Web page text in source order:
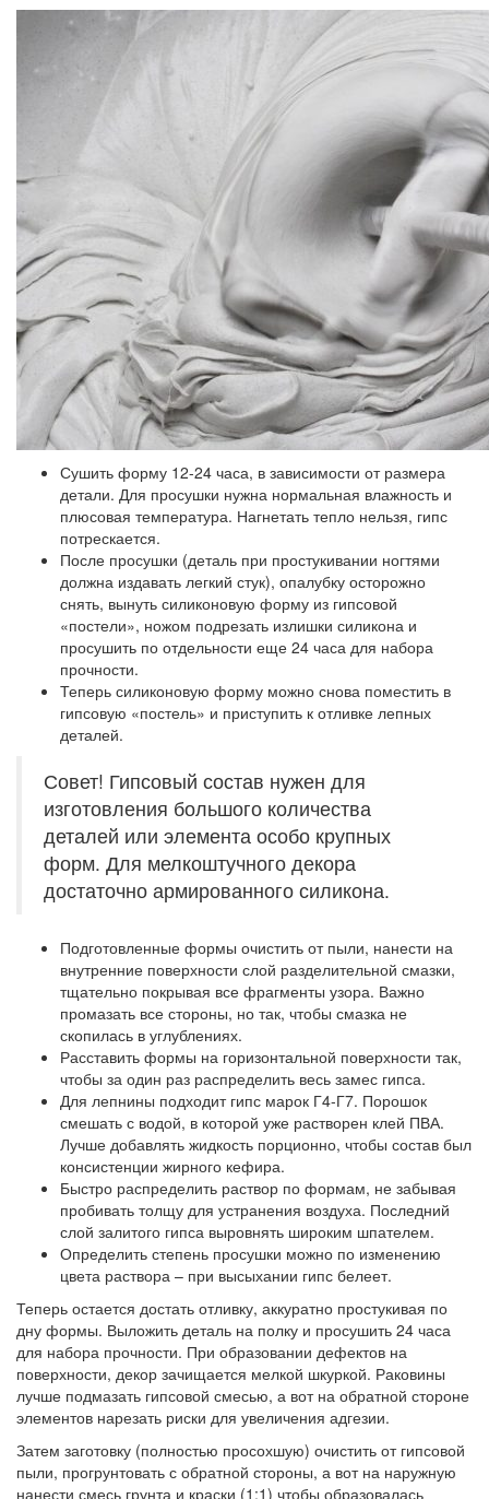
Сушить форму 12-24 часа, в зависимости от размера
детали. Для просушки нужна нормальная влажность и
плюсовая температура. Нагнетать тепло нельзя, гипс
потрескается.
После просушки (деталь при простукивании ногтями
должна издавать легкий стук), опалубку осторожно
снять, вынуть силиконовую форму из гипсовой
«постели», ножом подрезать излишки силикона и
просушить по отдельности еще 24 часа для набора
прочности.
Теперь силиконовую форму можно снова поместить в
гипсовую «постель» и приступить к отливке лепных
деталей.
Совет! Гипсовый состав нужен для
изготовления большого количества
деталей или элемента особо крупных
форм. Для мелкоштучного декора
достаточно армированного силикона.
Подготовленные формы очистить от пыли, нанести на
внутренние поверхности слой разделительной смазки,
тщательно покрывая все фрагменты узора. Важно
промазать все стороны, но так, чтобы смазка не
скопилась в углублениях.
Расставить формы на горизонтальной поверхности так,
чтобы за один раз распределить весь замес гипса.
Для лепнины подходит гипс марок Г4-Г7. Порошок
смешать с водой, в которой уже растворен клей ПВА.
Лучше добавлять жидкость порционно, чтобы состав был
консистенции жирного кефира.
Быстро распределить раствор по формам, не забывая
пробивать толщу для устранения воздуха. Последний
слой залитого гипса выровнять широким шпателем.
Определить степень просушки можно по изменению
цвета раствора – при высыхании гипс белеет.
Теперь остается достать отливку, аккуратно простукивая по
дну формы. Выложить деталь на полку и просушить 24 часа
для набора прочности. При образовании дефектов на
поверхности, декор зачищается мелкой шкуркой. Раковины
лучше подмазать гипсовой смесью, а вот на обратной стороне
элементов нарезать риски для увеличения адгезии.
Затем заготовку (полностью просохшую) очистить от гипсовой
пыли, прогрунтовать с обратной стороны, а вот на наружную
нанести смесь грунта и краски (1:1) чтобы образовалась